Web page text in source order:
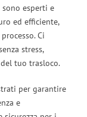
esperti e
ed efficiente,
Ci
stress,
tuo trasloco.
per garantire
e